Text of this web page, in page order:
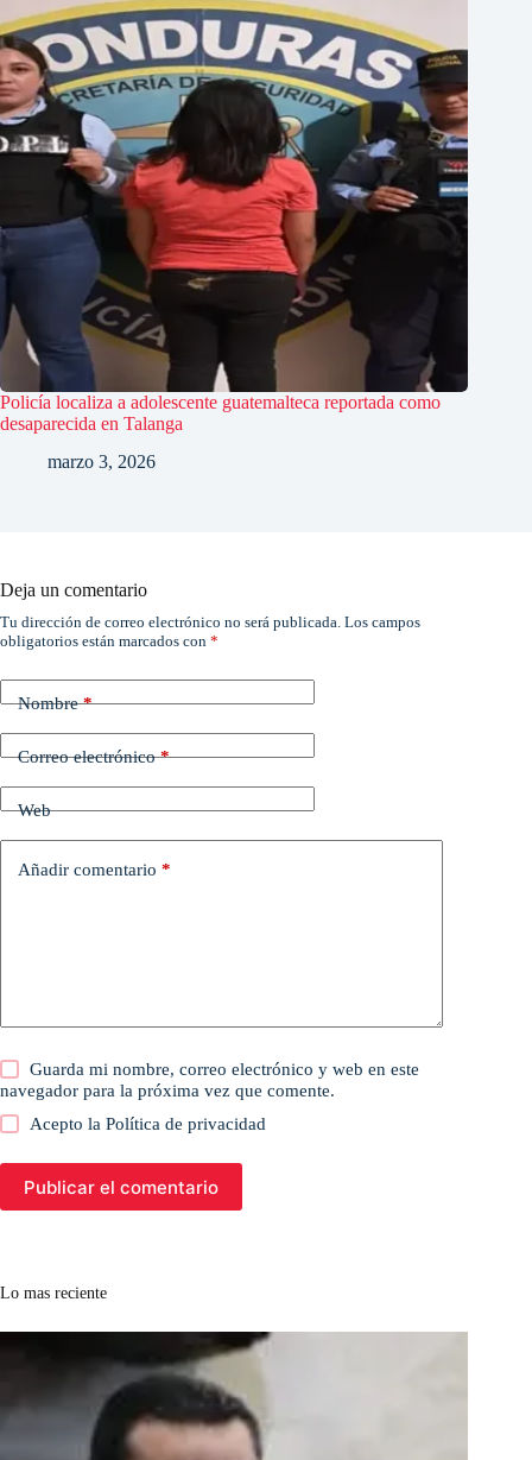
Policía localiza a adolescente guatemalteca reportada como
desaparecida en Talanga
marzo 3, 2026
Deja un comentario
Tu dirección de correo electrónico no será publicada. Los campos
obligatorios están marcados con *
Nombre*
Correo electrónico*
Web
Añadir comentario *
Guarda mi nombre, correo electrónico y web en este
navegador para la próxima vez que comente.
Acepto laPolítica de privacidad
Publicar el comentario
Lo mas reciente